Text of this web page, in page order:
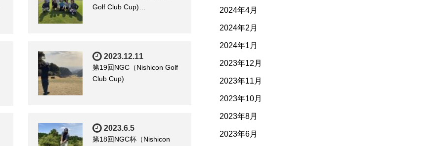
Golf Club Cup)…
2023.12.11
第19回NGC（Nishicon Golf
Club Cup)
2023.6.5
第18回NGC杯（Nishicon
2024年4月
2024年2月
2024年1月
2023年12月
2023年11月
2023年10月
2023年8月
2023年6月